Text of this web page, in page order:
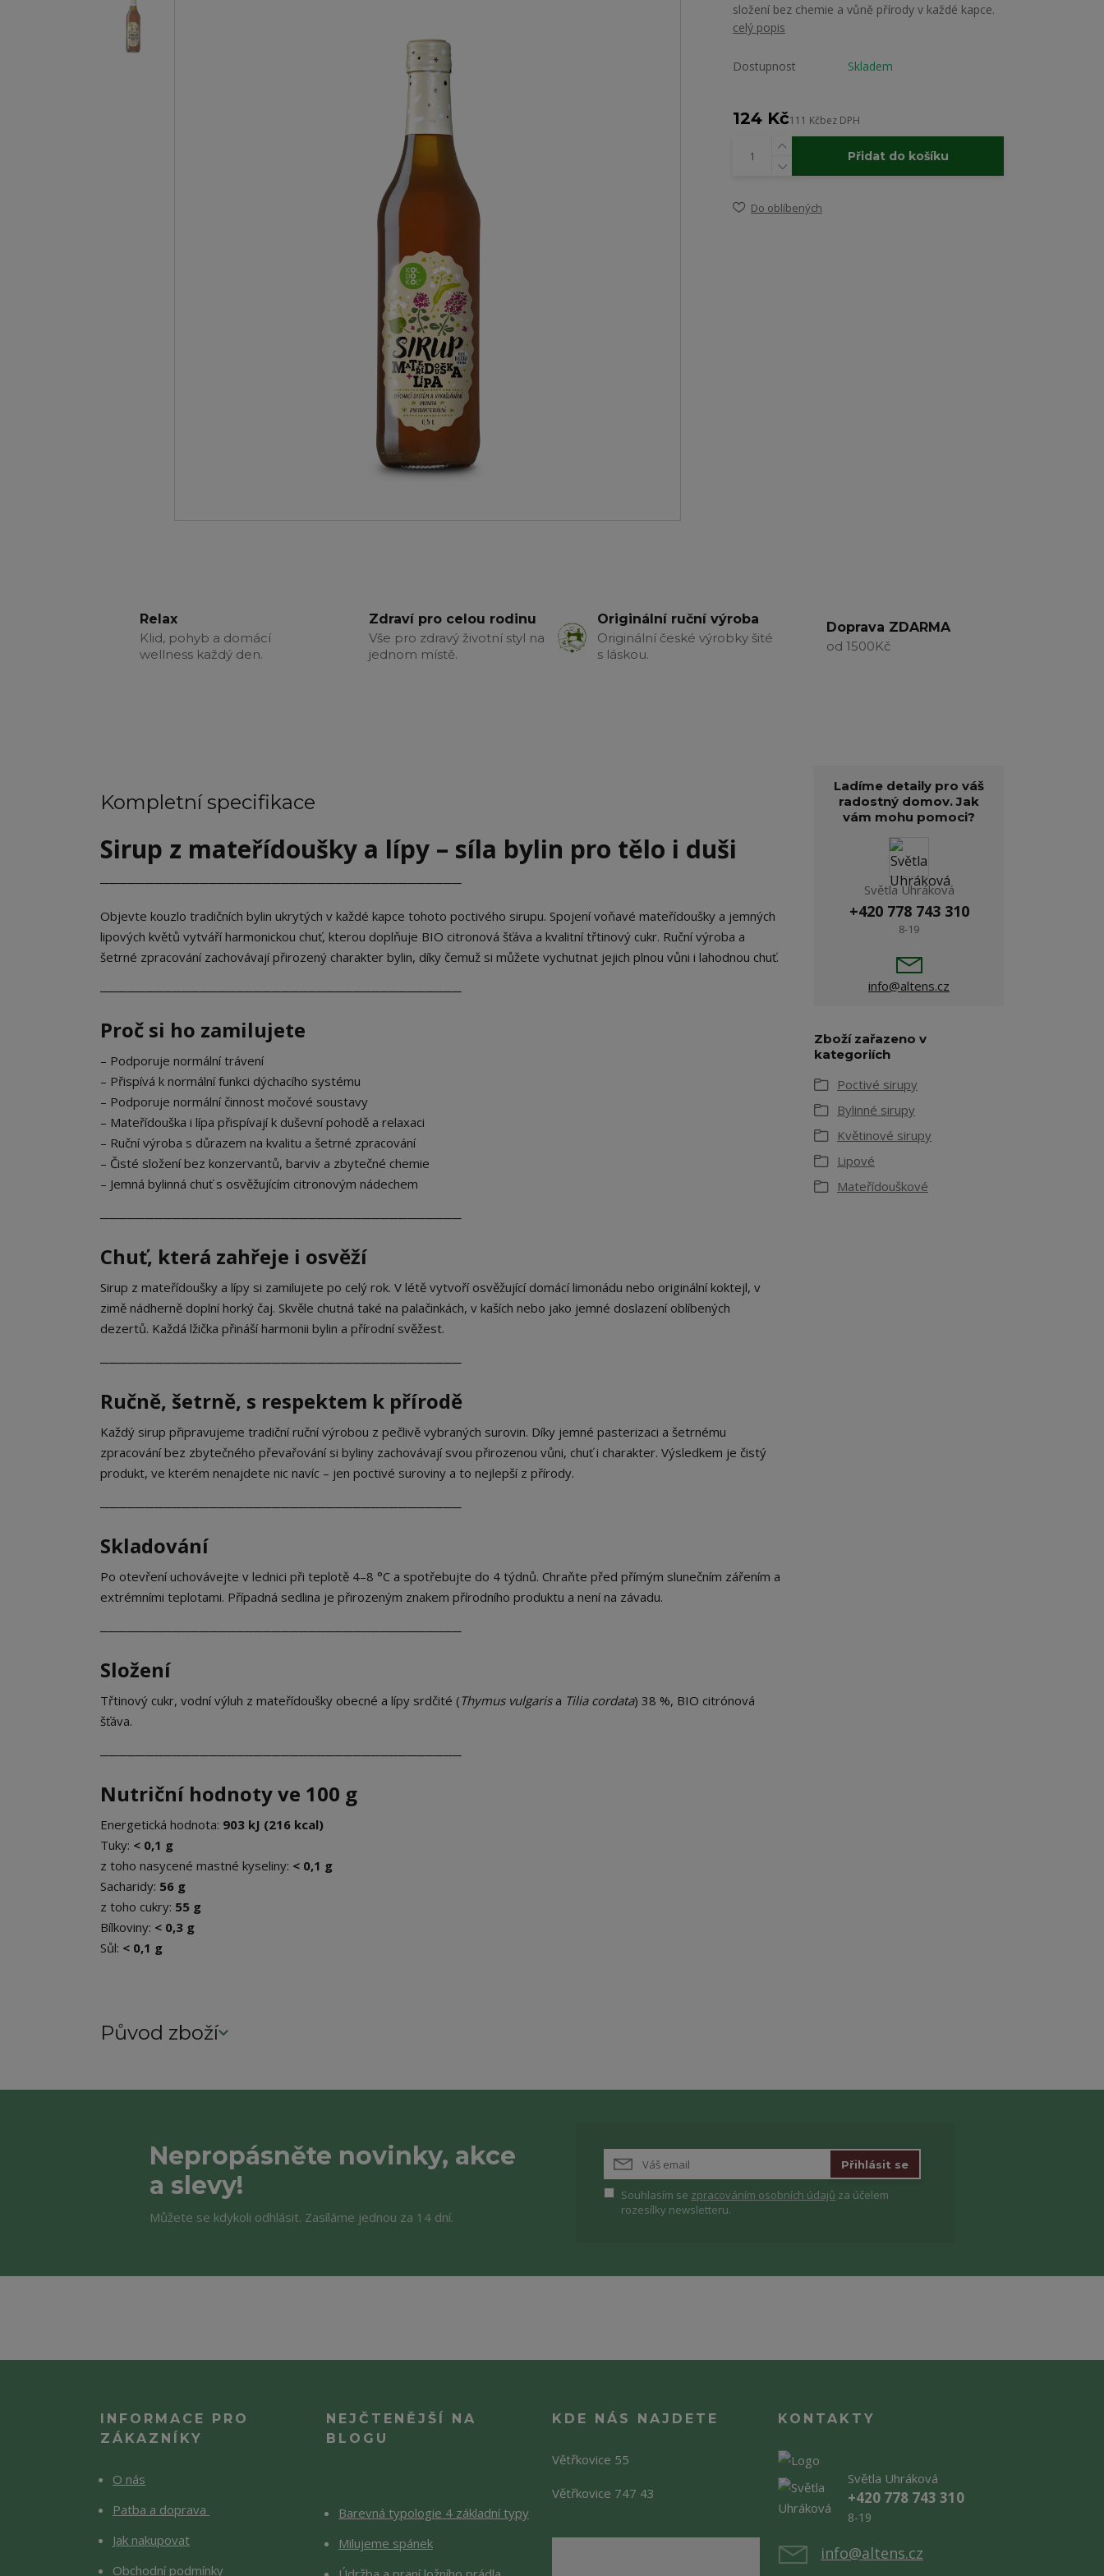
složení bez chemie a vůně přírody v každé kapce.
celý popis
Dostupnost Skladem
124 Kč111 Kčbez DPH
Přidat do košíku
Do oblíbených
Relax
Klid, pohyb a domácí
wellness každý den.
Zdraví pro celou rodinu
Vše pro zdravý životní styl na
jednom místě.
Originální ruční výroba
Originální české výrobky šité
s láskou.
Doprava ZDARMA
od 1500Kč
Kompletní specifikace
Sirup z mateřídoušky a lípy – síla bylin pro tělo i duši
────────────────────────────────────────
Objevte kouzlo tradičních bylin ukrytých v každé kapce tohoto poctivého sirupu. Spojení voňavé mateřídoušky a jemných
lipových květů vytváří harmonickou chuť, kterou doplňuje BIO citronová šťáva a kvalitní třtinový cukr. Ruční výroba a
šetrné zpracování zachovávají přirozený charakter bylin, díky čemuž si můžete vychutnat jejich plnou vůni i lahodnou chuť.
────────────────────────────────────────
Proč si ho zamilujete
– Podporuje normální trávení
– Přispívá k normální funkci dýchacího systému
– Podporuje normální činnost močové soustavy
– Mateřídouška i lípa přispívají k duševní pohodě a relaxaci
– Ruční výroba s důrazem na kvalitu a šetrné zpracování
– Čisté složení bez konzervantů, barviv a zbytečné chemie
– Jemná bylinná chuť s osvěžujícím citronovým nádechem
────────────────────────────────────────
Chuť, která zahřeje i osvěží
Sirup z mateřídoušky a lípy si zamilujete po celý rok. V létě vytvoří osvěžující domácí limonádu nebo originální koktejl, v
zimě nádherně doplní horký čaj. Skvěle chutná také na palačinkách, v kaších nebo jako jemné doslazení oblíbených
dezertů. Každá lžička přináší harmonii bylin a přírodní svěžest.
────────────────────────────────────────
Ručně, šetrně, s respektem k přírodě
Každý sirup připravujeme tradiční ruční výrobou z pečlivě vybraných surovin. Díky jemné pasterizaci a šetrnému
zpracování bez zbytečného převařování si byliny zachovávají svou přirozenou vůni, chuť i charakter. Výsledkem je čistý
produkt, ve kterém nenajdete nic navíc – jen poctivé suroviny a to nejlepší z přírody.
────────────────────────────────────────
Skladování
Po otevření uchovávejte v lednici při teplotě 4–8 °C a spotřebujte do 4 týdnů. Chraňte před přímým slunečním zářením a
extrémními teplotami. Případná sedlina je přirozeným znakem přírodního produktu a není na závadu.
────────────────────────────────────────
Složení
Třtinový cukr, vodní výluh z mateřídoušky obecné a lípy srdčité ( Thymus vulgarisa Tilia cordata) 38 %, BIO citrónová
šťáva.
────────────────────────────────────────
Nutriční hodnoty ve 100 g
Energetická hodnota: 903 kJ (216 kcal)
Tuky: < 0,1 g
z toho nasycené mastné kyseliny: < 0,1 g
Sacharidy: 56 g
z toho cukry: 55 g
Bílkoviny: < 0,3 g
Sůl: < 0,1 g
Původ zboží
Ladíme detaily pro váš
radostný domov. Jak
vám mohu pomoci?
Světla Uhráková
+420 778 743 310
8-19
info@altens.cz
Zboží zařazeno v
kategoriích
Poctivé sirupy
Bylinné sirupy
Květinové sirupy
Lipové
Mateřídouškové
Nepropásněte novinky, akce
a slevy!
Můžete se kdykoli odhlásit. Zasíláme jednou za 14 dní.
Přihlásit se
Souhlasím se zpracováním osobních údajů za účelem
rozesílky newsletteru.
INFORMACE PRO
ZÁKAZNÍKY
O nás
Patba a doprava
Jak nakupovat
Obchodní podmínky
NEJČTENĚJŠÍ NA
BLOGU
Barevná typologie 4 základní typy
Milujeme spánek
KDE NÁS NAJDETE
Větřkovice 55
Větřkovice 747 43
KONTAKTY
Světla Uhráková
+420 778 743 310
8-19
info@altens.cz